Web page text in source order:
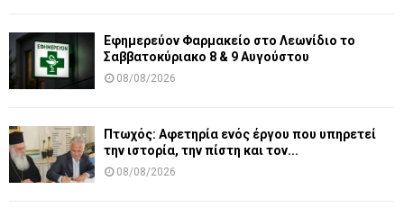
Εφημερεύον Φαρμακείο στο Λεωνίδιο το
Σαββατοκύριακο 8 & 9 Αυγούστου
08/08/2026
Πτωχός: Αφετηρία ενός έργου που υπηρετεί
την ιστορία, την πίστη και τον...
08/08/2026